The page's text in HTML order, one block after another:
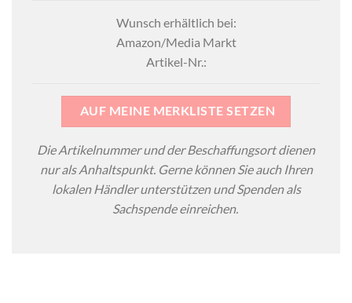
Wunsch erhältlich bei:
Amazon/Media Markt
Artikel-Nr.:
AUF MEINE MERKLISTE SETZEN
Die Artikelnummer und der Beschaffungsort dienen
nur als Anhaltspunkt. Gerne können Sie auch Ihren
lokalen Händler unterstützen und Spenden als
Sachspende einreichen.